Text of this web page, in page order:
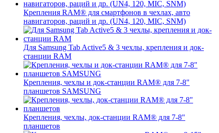
Крепления RAM® для смартфонов в чехлах, авто
навигаторов, раций и др. (UN4, 120, MIC, SNM)
Для Samsung Tab Active5 & 3 чехлы, крепления и док-
станции RAM
Крепления, чехлы и док-станции RAM® для 7-8"
планшетов SAMSUNG
Крепления, чехлы, док-станции RAM® для 7-8"
планшетов